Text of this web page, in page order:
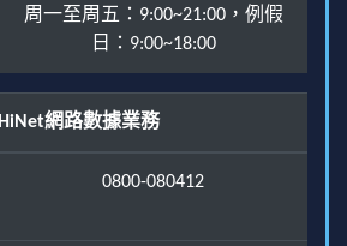
周一至周五：9:00~21:00，例假
日：9:00~18:00
HiNet網路數據業務
0800-080412